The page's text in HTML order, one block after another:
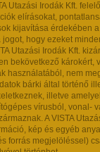
Utazási Irodák Kft.
elírásokat,
kijavítása érdekében a
hogy ezeket
Utazási Irodák Kft.
bekövetkező károkért,
használatából, nem
bárki által történő
illetve
vírusból, vonal-
A VISTA
kép és egyéb
forrás megjelöléssel)